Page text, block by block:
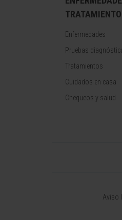
Enfermedades
Pruebas
Tratamientos
Cuidados en casa
Chequeos y salud
Aviso